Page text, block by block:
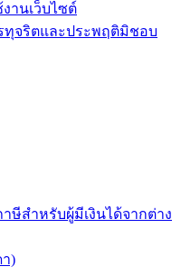
านเว็บไซต์
ทุจริตและประพฤติมิชอบ
ษีสำหรับผู้มีเงินได้จากต่าง
)